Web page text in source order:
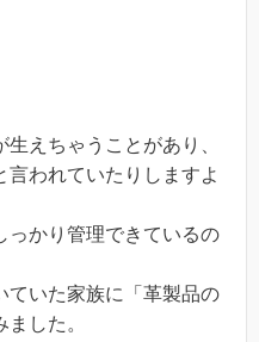
えちゃうことがあり、
われていたりしますよ
っかり管理できているの
ていた家族に「革製品の
した。